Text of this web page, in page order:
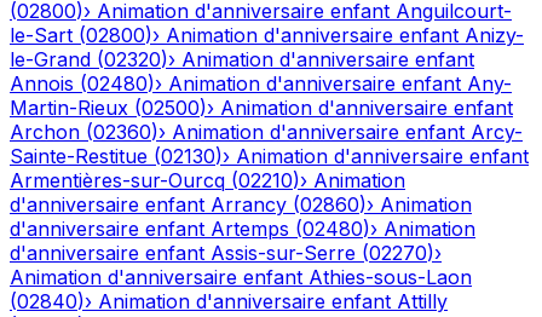
(02800)› Animation d'anniversaire enfant Anguilcourt-
le-Sart (02800)› Animation d'anniversaire enfant Anizy-
le-Grand (02320)› Animation d'anniversaire enfant
Annois (02480)› Animation d'anniversaire enfant Any-
Martin-Rieux (02500)› Animation d'anniversaire enfant
Archon (02360)› Animation d'anniversaire enfant Arcy-
Sainte-Restitue (02130)› Animation d'anniversaire enfant
Armentières-sur-Ourcq (02210)› Animation
d'anniversaire enfant Arrancy (02860)› Animation
d'anniversaire enfant Artemps (02480)› Animation
d'anniversaire enfant Assis-sur-Serre (02270)›
Animation d'anniversaire enfant Athies-sous-Laon
(02840)› Animation d'anniversaire enfant Attilly